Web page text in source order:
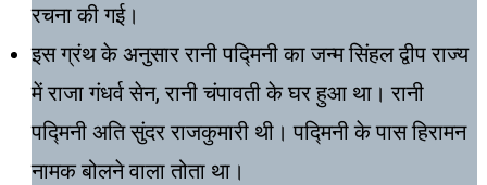
रचना की गई।
इस ग्रंथ के अनुसार रानी पद्मिनी का जन्म सिंहल द्वीप राज्य
में राजा गंधर्व सेन, रानी चंपावती के घर हुआ था। रानी
पद्मिनी अति सुंदर राजकुमारी थी। पद्मिनी के पास हिरामन
नामक बोलने वाला तोता था।